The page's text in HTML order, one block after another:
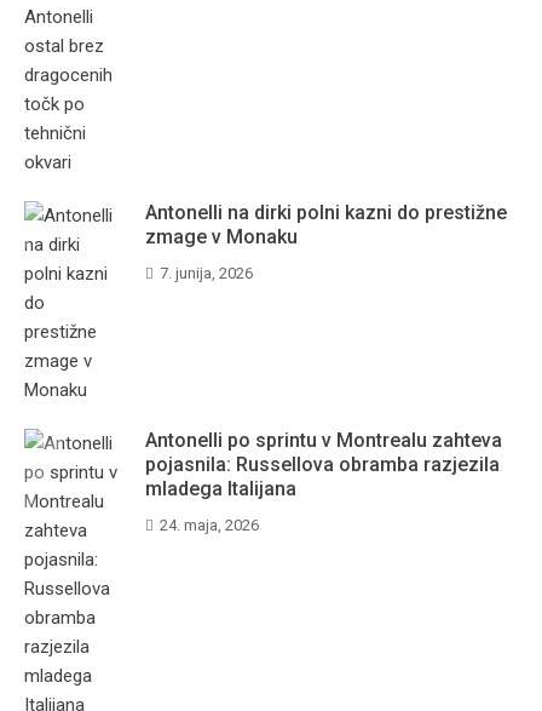
Antonelli na dirki polni kazni do prestižne
zmage v Monaku
7. junija, 2026
Antonelli po sprintu v Montrealu zahteva
pojasnila: Russellova obramba razjezila
mladega Italijana
24. maja, 2026